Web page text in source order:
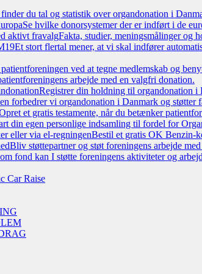
du tal og statistik over organdonation i
Se hvilke donorsystemer der er indført i de
aktivt fravalgFakta, studier, meningsmålinger og
Et stort flertal mener, at vi skal indfører
ved at tegne medlemskab og
arbejde med en valgfri donation.
Registrer din holdning til organdonation i
forbedrer vi organdonation i Danmark og støtter
et gratis testamente, når du betænker
din egen personlige indsamling til fordel for
eller via el-regningenBestil et gratis OK Benzin-
Bliv støttepartner og støt foreningens arbejde
fond kan I støtte foreningens aktiviteter og
Car Raise